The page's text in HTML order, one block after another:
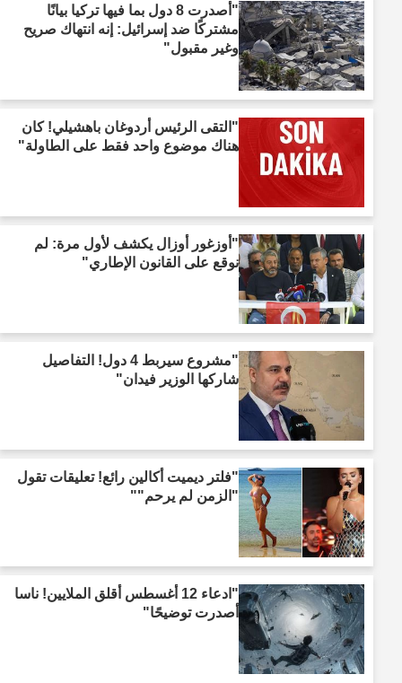
"أصدرت 8 دول بما فيها تركيا بيانًا
مشتركًا ضد إسرائيل: إنه انتهاك صريح
وغير مقبول"
"التقى الرئيس أردوغان باهشيلي! كان
هناك موضوع واحد فقط على الطاولة"
"أوزغور أوزال يكشف لأول مرة: لم
نوقع على القانون الإطاري"
"مشروع سيربط 4 دول! التفاصيل
شاركها الوزير فيدان"
"فلتر ديميت أكالين رائع! تعليقات تقول
"الزمن لم يرحم""
"ادعاء 12 أغسطس أقلق الملايين! ناسا
أصدرت توضيحًا"